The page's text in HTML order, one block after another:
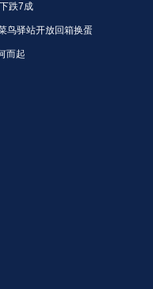
跌7成
鸟驿站开放回箱换蛋
而起